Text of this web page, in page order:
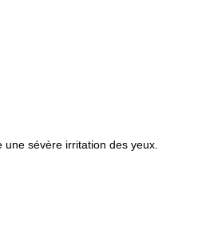
sévère irritation des yeux.